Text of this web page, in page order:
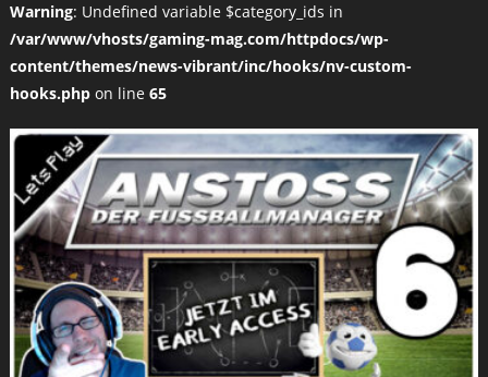
Warning: Undefined variable $category_ids in
/var/www/vhosts/gaming-mag.com/httpdocs/wp-
content/themes/news-vibrant/inc/hooks/nv-custom-
hooks.phpon line 65